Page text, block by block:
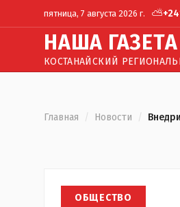
пятница, 7 августа 2026 г. ⛅+24
НАША ГАЗЕТА
КОСТАНАЙСКИЙ
Главная / Новости /
ОБЩЕСТВО